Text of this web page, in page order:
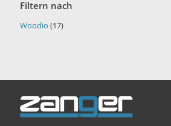
Filtern nach
Woodio (17)